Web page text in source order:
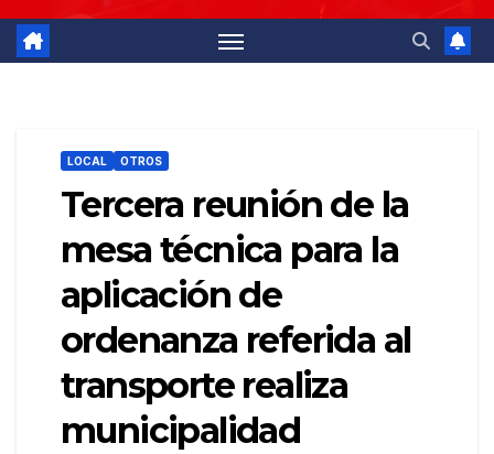
LOCAL OTROS
Tercera reunión de la
mesa técnica para la
aplicación de
ordenanza referida al
transporte realiza
municipalidad